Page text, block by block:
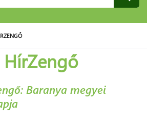
Baranya megyei